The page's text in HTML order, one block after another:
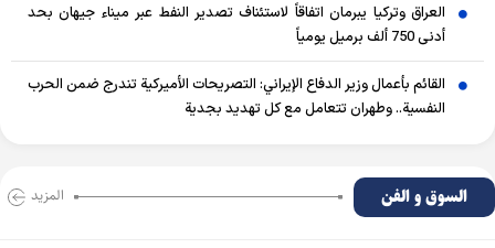
العراق وتركيا يبرمان اتفاقاً لاستئناف تصدير النفط عبر ميناء جيهان بحد
أدنى 750 ألف برميل يومياً
القائم بأعمال وزير الدفاع الإيراني: التصريحات الأميركية تندرج ضمن الحرب
النفسية.. وطهران تتعامل مع كل تهديد بجدية
السوق و الفن المزید